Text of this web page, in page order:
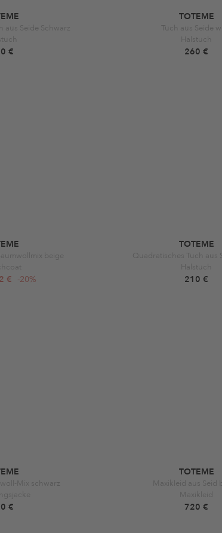
aus Seide Schwarz
€
TOTEME
Tuch aus Seide
Halstuch
260 €
beige
€ -20%
TOTEME
Quadratisches Tuch aus
Halstuch
210 €
Mix schwarz
€
TOTEME
Maxikleid aus Seid
Maxikleid
720 €